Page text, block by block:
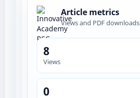
Article metrics
Views and PDF downloads
8
Views
0